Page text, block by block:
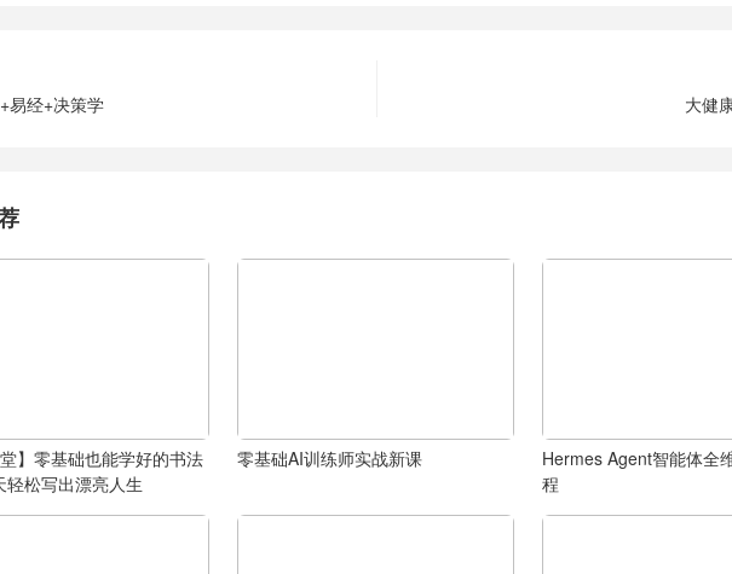
易经+决策学
大健
堂】零基础也能学好的书法
轻松写出漂亮人生
零基础AI训练师实战新课
Hermes Agent智能体全
程